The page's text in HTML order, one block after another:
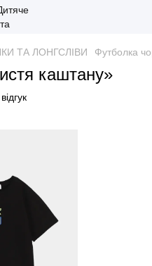
ТА ЛОНГСЛІВИ Футболка
каштану»